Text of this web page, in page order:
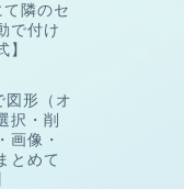
て隣のセ
で付け
】
図形（オ
択・削
画像・
とめて